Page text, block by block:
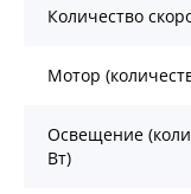
Количество
Мотор
Освещение
Вт)